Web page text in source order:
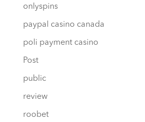
onlyspins
paypal casino canada
poli payment casino
Post
public
review
roobet